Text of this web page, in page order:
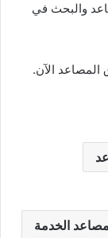
والبحث في
الآن.
مصاعد الخدمة